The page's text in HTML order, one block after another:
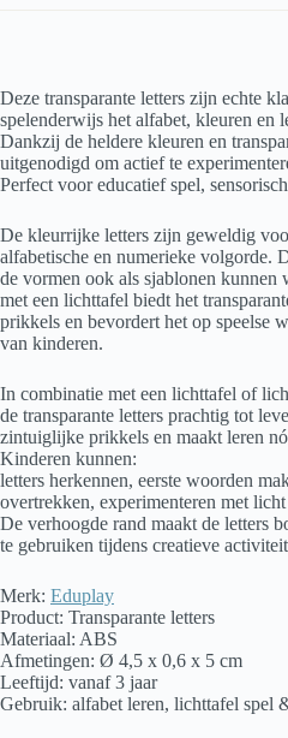
Deze transparante letters zijn echte
spelenderwijs het alfabet, kleuren en
Dankzij de heldere kleuren en
uitgenodigd om actief te
Perfect voor educatief spel,
De kleurrijke letters zijn geweldig
alfabetische en numerieke volgorde.
de vormen ook als sjablonen
met een lichttafel biedt het
prikkels en bevordert het op speelse
van kinderen.
In combinatie met een lichttafel of
de transparante letters prachtig tot
zintuiglijke prikkels en maakt leren
Kinderen kunnen:
letters herkennen, eerste woorden
overtrekken, experimenteren met
De verhoogde rand maakt de letters
te gebruiken tijdens creatieve
Merk: Eduplay
Product: Transparante letters
Materiaal: ABS
Afmetingen: Ø 4,5 x 0,6 x 5 cm
Leeftijd: vanaf 3 jaar
Gebruik: alfabet leren, lichttafel spel